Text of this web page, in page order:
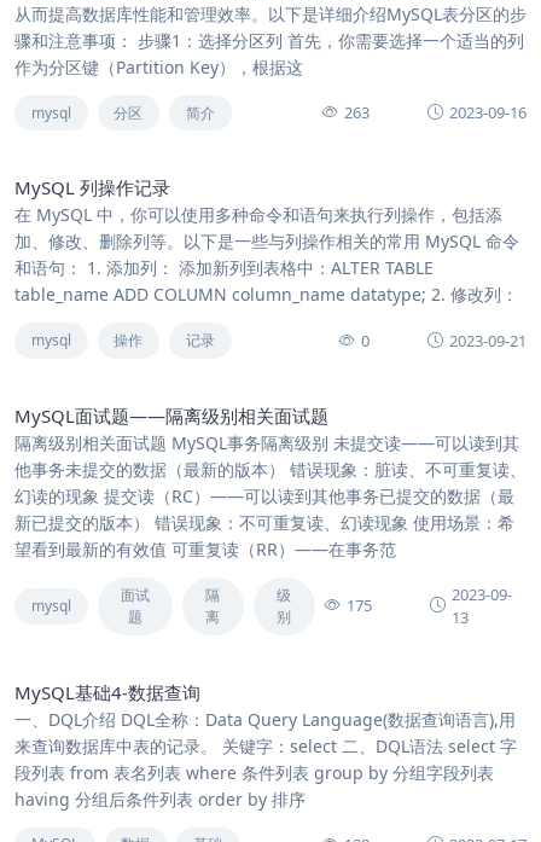
从而提高数据库性能和管理效率。以下是详细介绍MySQL表分区的步
骤和注意事项： 步骤1：选择分区列 首先，你需要选择一个适当的列
作为分区键（Partition Key），根据这
mysql 分区 简介 263 2023-09-16
MySQL 列操作记录
在 MySQL 中，你可以使用多种命令和语句来执行列操作，包括添
加、修改、删除列等。以下是一些与列操作相关的常用 MySQL 命令
和语句： 1. 添加列： 添加新列到表格中：ALTER TABLE
table_name ADD COLUMN column_name datatype; 2. 修改列：
mysql 操作 记录 0 2023-09-21
MySQL面试题——隔离级别相关面试题
隔离级别相关面试题 MySQL事务隔离级别 未提交读——可以读到其
他事务未提交的数据（最新的版本） 错误现象：脏读、不可重复读、
幻读的现象 提交读（RC）——可以读到其他事务已提交的数据（最
新已提交的版本） 错误现象：不可重复读、幻读现象 使用场景：希
望看到最新的有效值 可重复读（RR）——在事务范
mysql
面试
题
隔
离
级
别
175
2023-09-
13
MySQL基础4-数据查询
一、DQL介绍 DQL全称：Data Query Language(数据查询语言),用
来查询数据库中表的记录。 关键字：select 二、DQL语法 select 字
段列表 from 表名列表 where 条件列表 group by 分组字段列表
having 分组后条件列表 order by 排序